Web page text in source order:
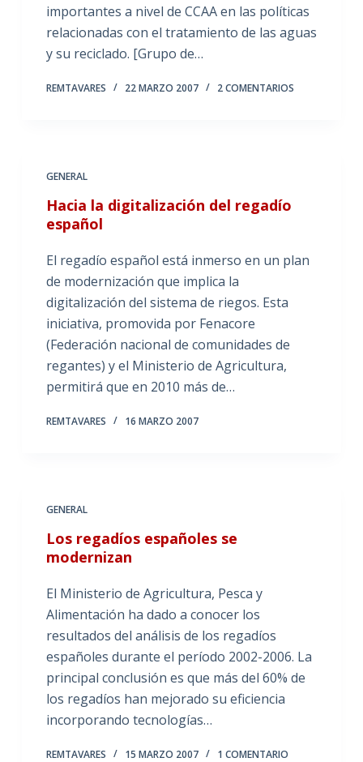
importantes a nivel de CCAA en las políticas
relacionadas con el tratamiento de las aguas
y su reciclado. [Grupo de…
REMTAVARES 22 MARZO 2007 2 COMENTARIOS
GENERAL
Hacia la digitalización del regadío
español
El regadío español está inmerso en un plan
de modernización que implica la
digitalización del sistema de riegos. Esta
iniciativa, promovida por Fenacore
(Federación nacional de comunidades de
regantes) y el Ministerio de Agricultura,
permitirá que en 2010 más de…
REMTAVARES 16 MARZO 2007
GENERAL
Los regadíos españoles se
modernizan
El Ministerio de Agricultura, Pesca y
Alimentación ha dado a conocer los
resultados del análisis de los regadíos
españoles durante el período 2002-2006. La
principal conclusión es que más del 60% de
los regadíos han mejorado su eficiencia
incorporando tecnologías…
REMTAVARES 15 MARZO 2007 1 COMENTARIO